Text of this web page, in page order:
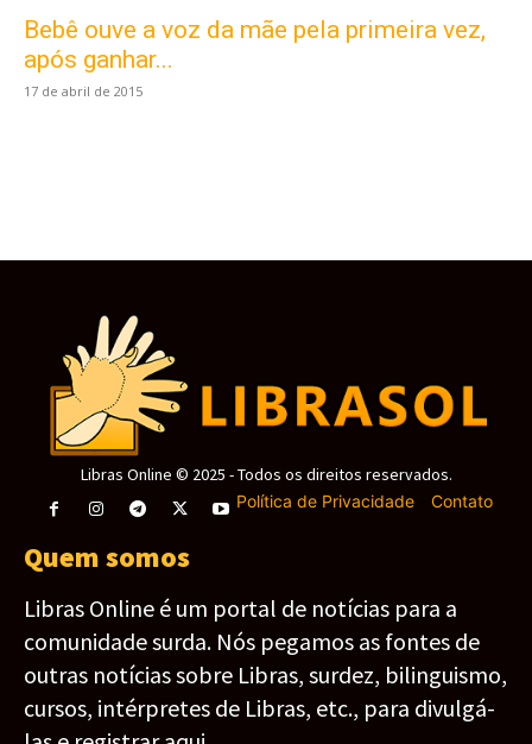
Bebê ouve a voz da mãe pela primeira vez,
após ganhar...
17 de abril de 2015
Este site usa cookies para garantir que você
obtenha a melhor experiência em nosso site.
Libras Online © 2025 - Todos os direitos reservados.
Política de Privacidade- Contato
Quem somos
Libras Online é um portal de notícias para a
comunidade surda. Nós pegamos as fontes de
outras notícias sobre Libras, surdez, bilinguismo,
cursos, intérpretes de Libras, etc., para divulgá-